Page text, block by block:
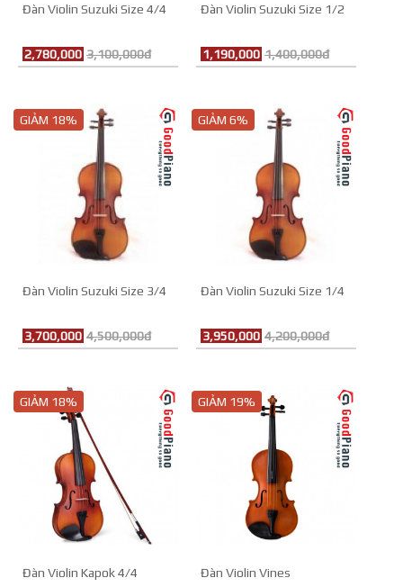
Đàn Violin Suzuki Size 4/4
2,780,000 3,100,000đ
Đàn Violin Suzuki Size 1/2
1,190,000 1,400,000đ
GIẢM 18%
Đàn Violin Suzuki Size 3/4
3,700,000 4,500,000đ
GIẢM 6%
Đàn Violin Suzuki Size 1/4
3,950,000 4,200,000đ
GIẢM 18%
Đàn Violin Kapok 4/4
GIẢM 19%
Đàn Violin Vines